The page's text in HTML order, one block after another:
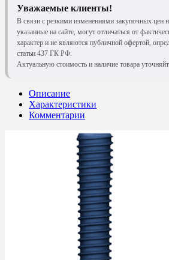
Уважаемые клиенты!
В связи с резкими изменениями закупочных цен
указанные на сайте, могут отличаться от
характер и не являются публичной офертой,
статьи 437 ГК РФ.
Актуальную стоимость и наличие товара
Описание
Характеристики
Комментарии